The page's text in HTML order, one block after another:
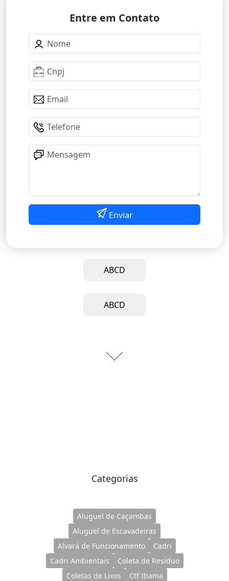
Entre em Contato
Enviar
ABCD
ABCD
Categorias
Aluguel de Caçambas
Aluguel de Escavadeiras
Alvará de Funcionamento
Cadri
Cadri Ambientais
Coleta de Resíduo
Coletas de Lixos
Ctf Ibama